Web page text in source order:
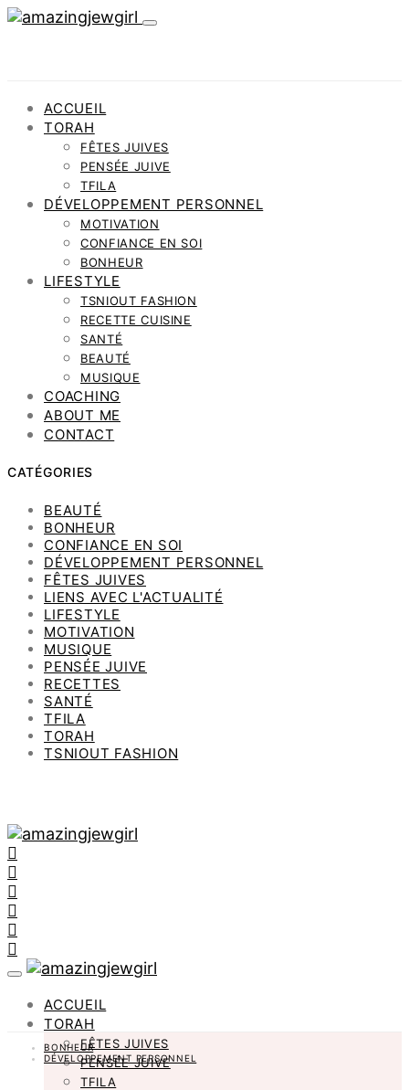
ACCUEIL
TORAH
FÊTES JUIVES
PENSÉE JUIVE
TFILA
DÉVELOPPEMENT PERSONNEL
MOTIVATION
CONFIANCE EN SOI
BONHEUR
LIFESTYLE
TSNIOUT FASHION
RECETTE CUISINE
SANTÉ
BEAUTÉ
MUSIQUE
COACHING
ABOUT ME
CONTACT
CATÉGORIES
BEAUTÉ
BONHEUR
CONFIANCE EN SOI
DÉVELOPPEMENT PERSONNEL
FÊTES JUIVES
LIENS AVEC L'ACTUALITÉ
LIFESTYLE
MOTIVATION
MUSIQUE
PENSÉE JUIVE
RECETTES
SANTÉ
TFILA
TORAH
TSNIOUT FASHION
ACCUEIL
TORAH
FÊTES JUIVES
PENSÉE JUIVE
TFILA
BONHEUR
DÉVELOPPEMENT PERSONNEL